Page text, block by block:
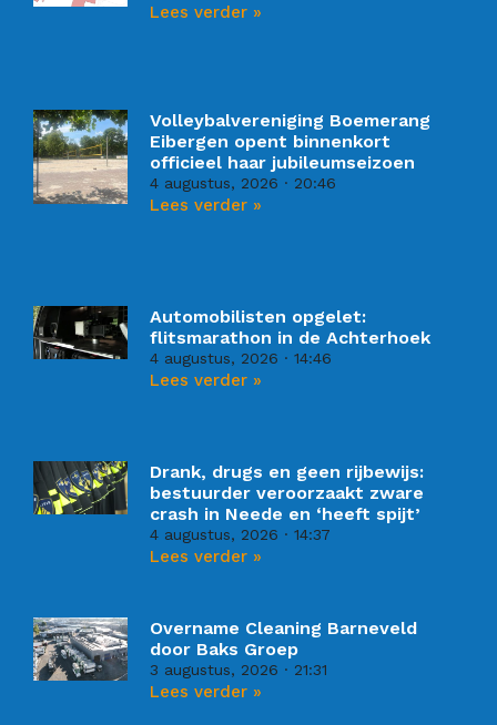
Lees verder »
Volleybalvereniging Boemerang
Eibergen opent binnenkort
officieel haar jubileumseizoen
4 augustus, 2026 20:46
Lees verder »
Automobilisten opgelet:
flitsmarathon in de Achterhoek
4 augustus, 2026 14:46
Lees verder »
Drank, drugs en geen rijbewijs:
bestuurder veroorzaakt zware
crash in Neede en ‘heeft spijt’
4 augustus, 2026 14:37
Lees verder »
Overname Cleaning Barneveld
door Baks Groep
3 augustus, 2026 21:31
Lees verder »